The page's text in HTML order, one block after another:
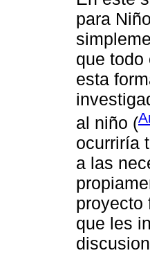
para
que todo
esta
al niño (
ocurriría
a las
proyecto
que les